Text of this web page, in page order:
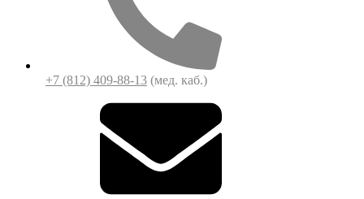
+7 (812) 409-88-13 (мед. каб.)